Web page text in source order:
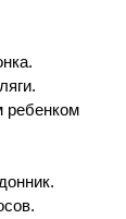
ребенком